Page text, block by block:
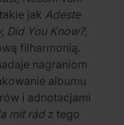
jak Adeste
Did You Know?,
filharmonią.
nagraniom
albumu
i adnotacjami
mít rádz tego